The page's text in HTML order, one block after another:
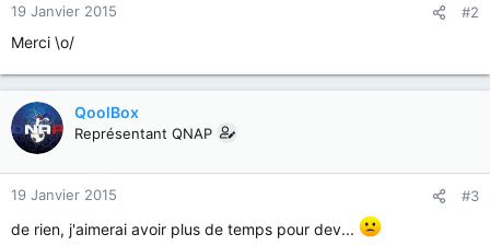
19 Janvier 2015 #2
Merci \o/
QoolBox
Représentant QNAP
19 Janvier 2015 #3
de rien, j'aimerai avoir plus de temps pour dev...